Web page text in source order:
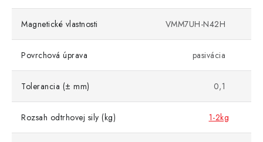
Magnetické vlastnosti VMM7UH-N42H
Povrchová úprava pasivácia
Tolerancia (± mm) 0,1
Rozsah odtrhovej sily (kg) 1-2kg